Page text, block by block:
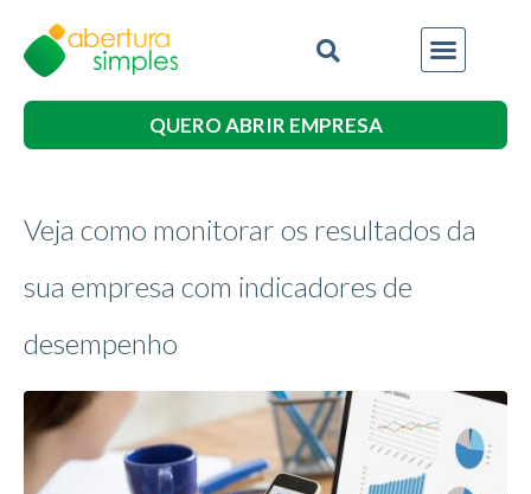
QUERO ABRIR EMPRESA
Veja como monitorar os resultados da
sua empresa com indicadores de
desempenho